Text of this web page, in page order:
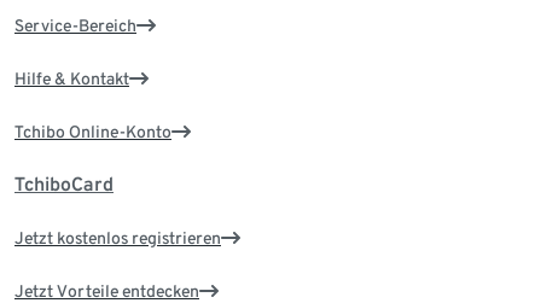
Service-Bereich
Hilfe & Kontakt
Tchibo Online-Konto
TchiboCard
Jetzt kostenlos registrieren
Jetzt Vorteile entdecken